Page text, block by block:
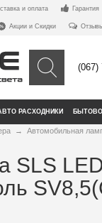
и оплата Гарантия
Акции и Скидки
(067)
РАСХОДНИКИ
→
Автомобильная
SLS